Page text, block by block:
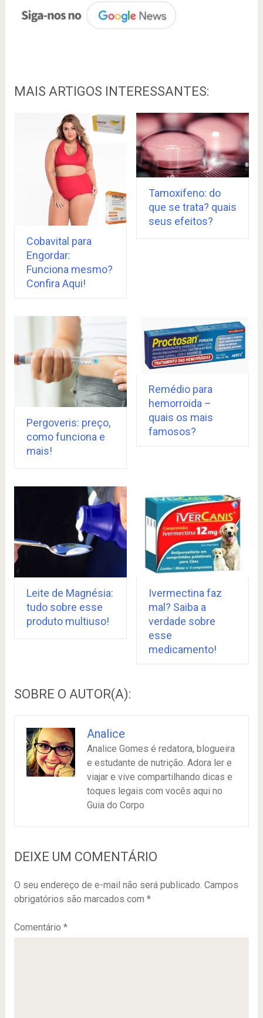
MAIS ARTIGOS INTERESSANTES:
Cobavital para
Engordar:
Funciona mesmo?
Confira Aqui!
Tamoxifeno: do
que se trata? quais
seus efeitos?
Pergoveris: preço,
como funciona e
mais!
Remédio para
hemorroida –
quais os mais
famosos?
Leite de Magnésia:
tudo sobre esse
produto multiuso!
Ivermectina faz
mal? Saiba a
verdade sobre
esse
medicamento!
SOBRE O AUTOR(A):
Analice
Analice Gomes é redatora, blogueira
e estudante de nutrição. Adora ler e
viajar e vive compartilhando dicas e
toques legais com vocês aqui no
Guia do Corpo
DEIXE UM COMENTÁRIO
O seu endereço de e-mail não será publicado. Campos
obrigatórios são marcados com *
Comentário *